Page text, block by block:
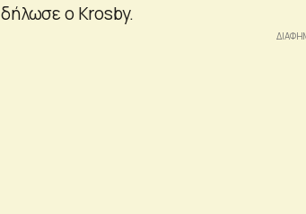
δήλωσε ο Krosby.